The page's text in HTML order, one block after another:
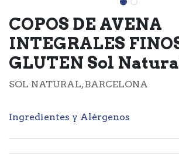
COPOS DE AVENA
INTEGRALES
GLUTEN Sol
SOL NATURAL, BARCELONA
Ingredientes y Alérgenos